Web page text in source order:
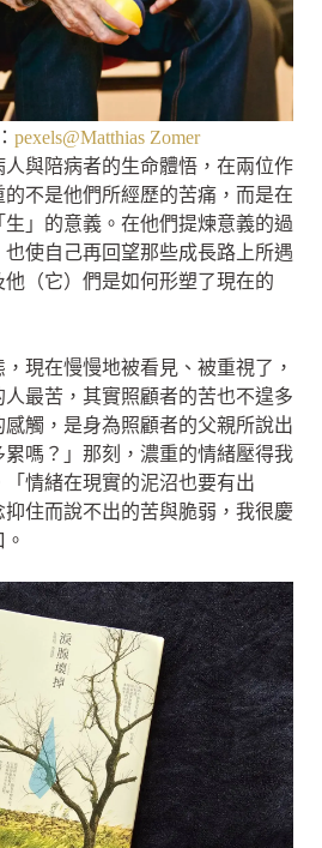
pexels@Matthias Zomer
人與陪病者的生命體悟，在兩位作
不是他們所經歷的苦痛，而是在
」的意義。在他們提煉意義的過
使自己再回望那些成長路上所遇
（它）們是如何形塑了現在的
，現在慢慢地被看見、被重視了，
最苦，其實照顧者的苦也不遑多
觸，是身為照顧者的父親所說出
嗎？」那刻，濃重的情緒壓得我
情緒在現實的泥沼也要有出
抑住而說不出的苦與脆弱，我很慶